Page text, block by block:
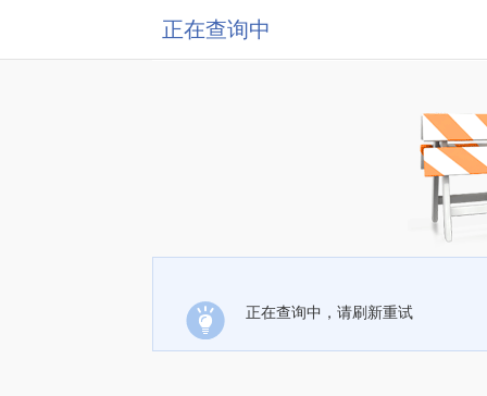
正在查询中
正在查询中，请刷新重试